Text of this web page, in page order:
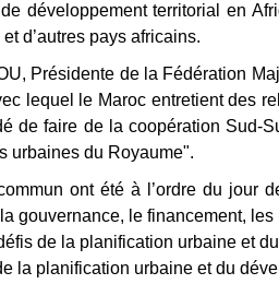
développement territorial en
d’autres pays africains.
Présidente de la Fédération
lequel le Maroc entretient des
de faire de la coopération Sud-
urbaines du Royaume".
ont été à l’ordre du
gouvernance, le financement,
de la planification urbaine et
la planification urbaine et du